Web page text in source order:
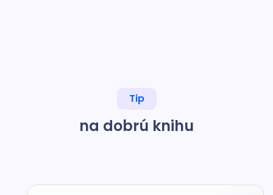
Tip
na dobrú knihu